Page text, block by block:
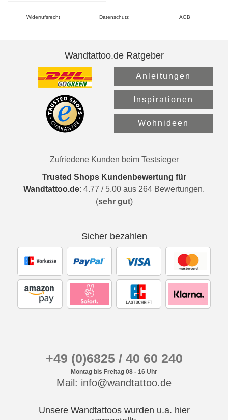
Widerrufsrecht Datenschutz AGB
Wandtattoo.de Ratgeber
Anleitungen
Inspirationen
Wohnideen
Zufriedene Kunden beim Testsieger
Trusted Shops Kundenbewertung für
Wandtattoo.de: 4.77 / 5.00 aus 264 Bewertungen.
(sehr gut)
Sicher bezahlen
+49 (0)6825 / 40 60 240
Montag bis Freitag 08 - 16 Uhr
Mail: info@wandtattoo.de
Unsere Wandtattoos wurden u.a. hier